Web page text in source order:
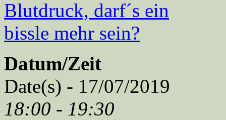
Datum/Zeit
Date(s) - 17/07/2019
18:00 - 19:30